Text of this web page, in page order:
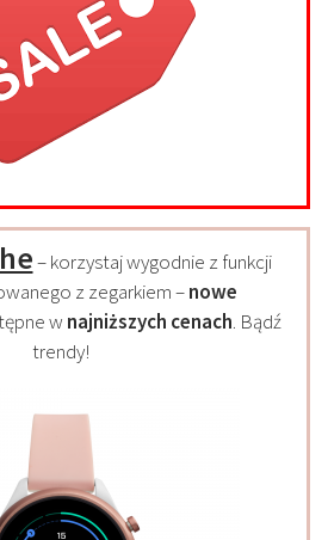
– korzystaj wygodnie z funkcji
z zegarkiem –nowe
w najniższych cenach. Bądź
trendy!